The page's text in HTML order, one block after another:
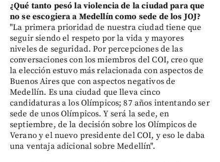
¿Qué tanto pesó la violencia de la ciudad para que
no se escogiera a Medellín como sede de los JOJ?
"La primera prioridad de nuestra ciudad tiene que
seguir siendo el respeto por la vida y mayores
niveles de seguridad. Por percepciones de las
conversaciones con los miembros del COI, creo que
la elección estuvo más relacionada con aspectos de
Buenos Aires que con aspectos negativos de
Medellín. Es una ciudad que lleva cinco
candidaturas a los Olímpicos; 87 años intentando ser
sede de unos Olímpicos. Y será la sede, en
septiembre, de la decisión sobre los Olímpicos de
Verano y el nuevo presidente del COI, y eso le daba
una ventaja adicional sobre Medellín".